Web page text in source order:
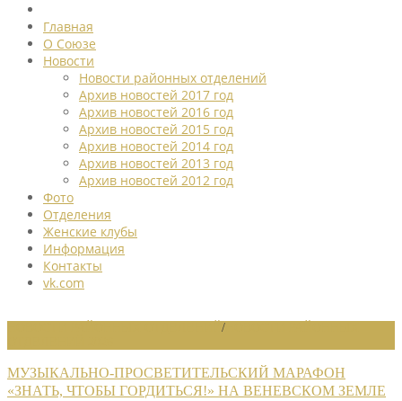
Главная
О Союзе
Новости
Новости районных отделений
Архив новостей 2017 год
Архив новостей 2016 год
Архив новостей 2015 год
Архив новостей 2014 год
Архив новостей 2013 год
Архив новостей 2012 год
Фото
Отделения
Женские клубы
Информация
Контакты
vk.com
/
МУЗЫКАЛЬНО-ПРОСВЕТИТЕЛЬСКИЙ МАРАФОН
«ЗНАТЬ, ЧТОБЫ ГОРДИТЬСЯ!» НА ВЕНЕВСКОМ ЗЕМЛЕ